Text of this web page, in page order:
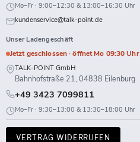
Mo–Fr · 9:00–12:30 & 13:00–16:30 Uhr
kundenservice@talk-point.de
Unser Ladengeschäft
Jetzt geschlossen · öffnet Mo 09:30 Uhr
TALK-POINT GmbH
Bahnhofstraße 21, 04838 Eilenburg
+49 3423 7099811
Mo–Fr · 9:30–13:00 & 13:30–18:00 Uhr
VERTRAG WIDERRUFEN